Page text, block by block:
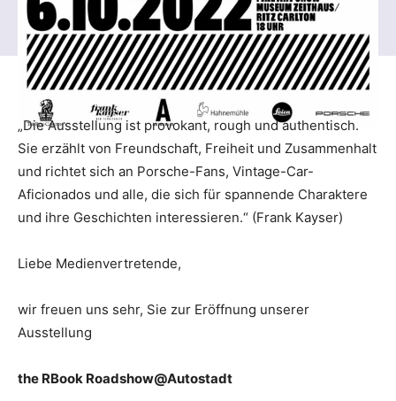
„Die Ausstellung ist provokant, rough und authentisch.
Sie erzählt von Freundschaft, Freiheit und Zusammenhalt
und richtet sich an Porsche-Fans, Vintage-Car-
Aficionados und alle, die sich für spannende Charaktere
und ihre Geschichten interessieren.“ (Frank Kayser)
Liebe Medienvertretende,
wir freuen uns sehr, Sie zur Eröffnung unserer
Ausstellung
the RBook Roadshow@Autostadt